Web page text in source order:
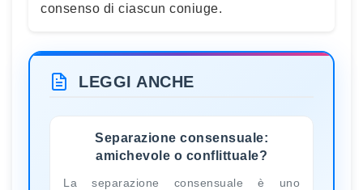
consenso di ciascun coniuge.
LEGGI ANCHE
Separazione consensuale:
amichevole o conflittuale?
La separazione consensuale è uno